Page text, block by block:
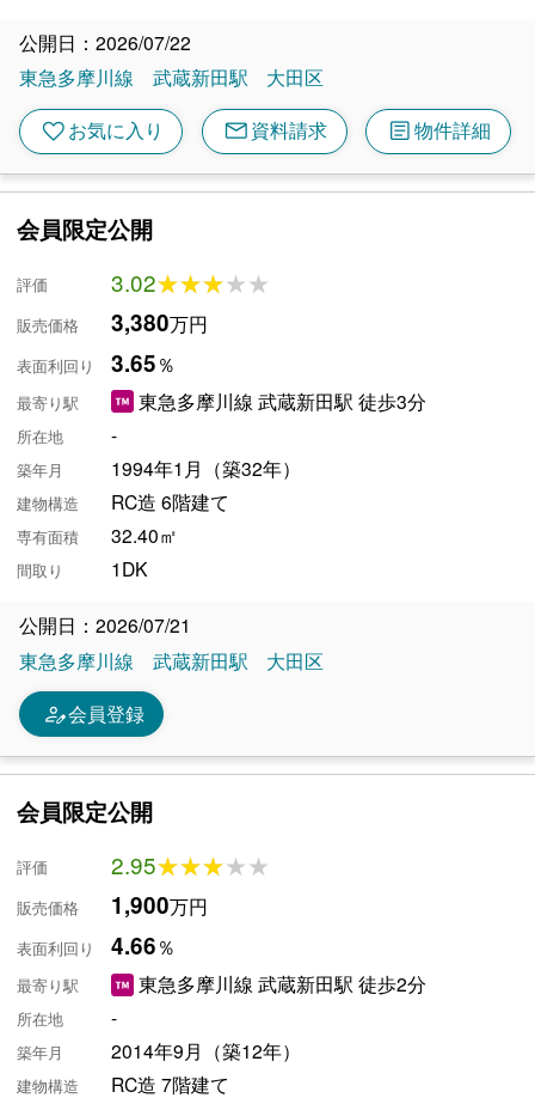
公開日：2026/07/22
東急多摩川線
武蔵新田駅 大田区
favoriteお気に入り mail資料請求 article物件詳細
会員限定公開
評価 3.02★★★★★
★★★★★
販売価格 3,380万円
表面利回り 3.65％
最寄り駅 東急多摩川線 武蔵新田駅 徒歩3分
所在地 -
築年月 1994年1月（築32年）
建物構造 RC造 6階建て
専有面積 32.40㎡
間取り 1DK
公開日：2026/07/21
東急多摩川線
武蔵新田駅 大田区
person_edit会員登録
会員限定公開
評価 2.95★★★★★
★★★★★
販売価格 1,900万円
表面利回り 4.66％
最寄り駅 東急多摩川線 武蔵新田駅 徒歩2分
所在地 -
築年月 2014年9月（築12年）
建物構造 RC造 7階建て